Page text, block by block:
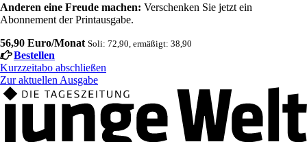
Anderen eine Freude machen: Verschenken Sie jetzt ein
Abonnement der Printausgabe.
56,90 Euro/Monat Soli: 72,90, ermäßigt: 38,90
Bestellen
Kurzzeitabo abschließen
Zur aktuellen Ausgabe